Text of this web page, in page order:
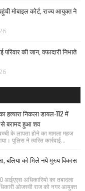
मोबाइल कोर्ट, राज्य आयुक्त ने
की जान, वफादारी निभाते
हत्यारा निकला डायल-112 में
से बरामद हुआ शव
के लापता होने का मामला महज
पुलिस ने त्वरित कार्रवाई...
बलिया को मिले नये मुख्य विकास
अधिकारियो का तबादला
ओजस्वी राज को नगर आयुक्त